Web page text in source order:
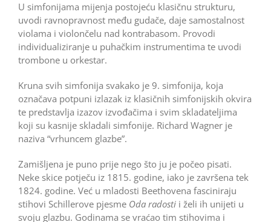
U simfonijama mijenja postojeću klasičnu strukturu,
uvodi ravnopravnost među gudače, daje samostalnost
violama i violončelu nad kontrabasom. Provodi
individualiziranje u puhačkim instrumentima te uvodi
trombone u orkestar.
Kruna svih simfonija svakako je 9. simfonija, koja
označava potpuni izlazak iz klasičnih simfonijskih okvira
te predstavlja izazov izvođačima i svim skladateljima
koji su kasnije skladali simfonije. Richard Wagner je
naziva “vrhuncem glazbe”.
Zamišljena je puno prije nego što ju je počeo pisati.
Neke skice potječu iz 1815. godine, iako je završena tek
1824. godine. Već u mladosti Beethovena fasciniraju
stihovi Schillerove pjesme Oda radosti i želi ih unijeti u
svoju glazbu. Godinama se vraćao tim stihovima i